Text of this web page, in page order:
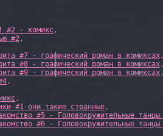
#2 - комикс,
#2,
#7 - графический роман в комиксах
#8 - графический роман в комиксах
#9 - графический роман в комиксах
,
,
#1 они такие странные,
#5 - Головокружительные
#6 - Головокружительные